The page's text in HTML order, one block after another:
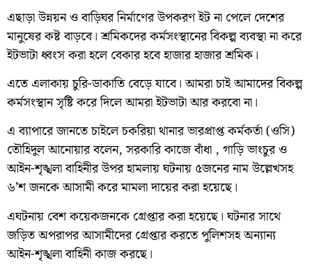
এছাড়া উন্নয়ন ও বাড়িঘর নির্মাণের উপকরণ ইট না পেলে দেশের
মানুষের কষ্ট বাড়বে। শ্রমিকদের কর্মসংস্থানের বিকল্প ব্যবস্থা না করে
ইটভাটা ধ্বংস করা হলে বেকার হবে হাজার হাজার শ্রমিক।
এতে এলাকায় চুরি-ডাকাতি বেড়ে যাবে। আমরা চাই আমাদের বিকল্প
কর্মসংস্থান সৃষ্টি করে দিলে আমরা ইটভাটা আর করবো না।
এ ব্যাপারে জানতে চাইলে চকরিয়া থানার ভারপ্রাপ্ত কর্মকর্তা (ওসি)
তৌহিদুল আনোয়ার বলেন, সরকারি কাজে বাঁধা , গাড়ি ভাংচুর ও
আইন-শৃঙ্খলা বাহিনীর উপর হামলায় ঘটনায় ৫জনের নাম উল্লেখসহ
৬’শ জনকে আসামী করে মামলা দায়ের করা হয়েছে।
এঘটনায় বেশ কয়েকজনকে গ্রেপ্তার করা হয়েছে। ঘটনার সাথে
জড়িত অপরাপর আসামীদের গ্রেপ্তার করতে পুলিশসহ অন্যান্য
আইন-শৃঙ্খলা বাহিনী কাজ করছে।